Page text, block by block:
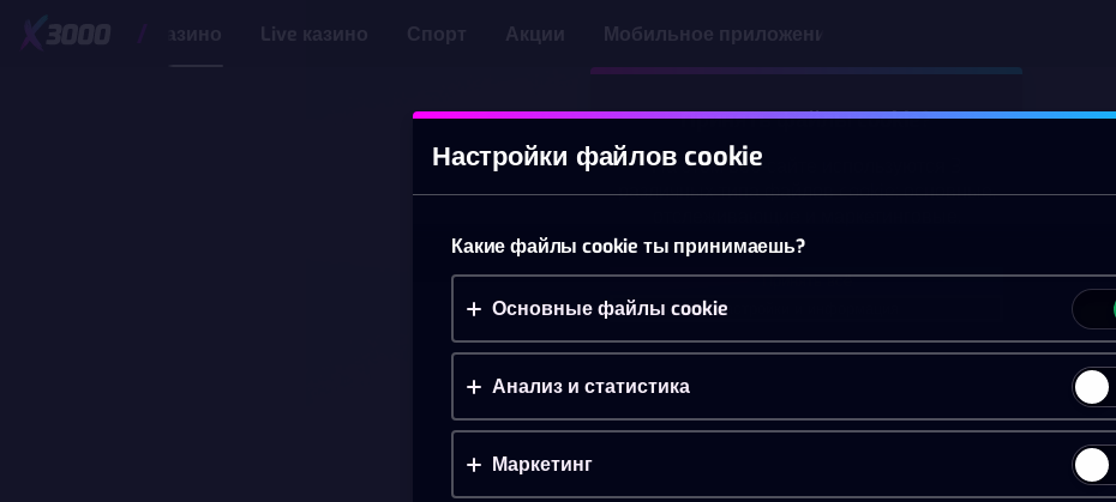
Казино Live казино Спорт Акции Мобильное приложение
Принять файлы cookie?
На этом веб-сайте используются 3
различных типа файлов cookie: основные,
Принять всё
Настройки и информация
Настройки файлов cookie
Какие файлы cookie ты принимаешь?
Основные файлы cookie
Анализ и статистика
Маркетинг